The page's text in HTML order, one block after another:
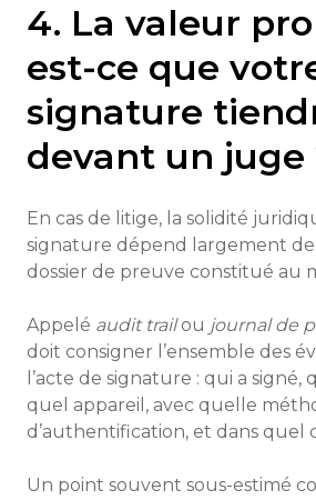
4. La valeur
est-ce que
signature
devant un juge
En cas de litige, la solidité
signature dépend largement
dossier de preuve constitué au
Appelé audit trailou journal de
doit consigner l’ensemble des
l’acte de signature : qui a signé,
quel appareil, avec quelle
d’authentification, et dans quel
Un point souvent sous-estimé